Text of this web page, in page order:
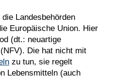
Landesbehörden
Europäische Union. Hier
(dt.: neuartige
Die hat nicht mit
zu tun, sie regelt
Lebensmitteln (auch